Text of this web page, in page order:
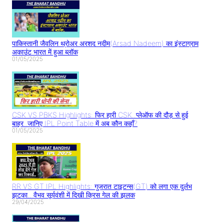
पाकिस्तानी जैवलिन थ्रोअर अरशद नदीम(Arsad Nadeem) का इंस्टाग्राम
अकाउंट भारत में हुआ ब्लॉक
01/05/2025
CSK VS PBKS Highlights: फिर हारी CSK..प्लेऑफ की दौड़ से हुई
बाहर..जानिए IPL Point Table में अब कौन कहाँ?
01/05/2025
RR VS GT IPL Highlights: गुजरात टाइटन्स(GT) को लगा एक दुर्लभ
झटका.. वैभव सूर्यवंशी में दिखी क्रिस गेल की झलक
29/04/2025